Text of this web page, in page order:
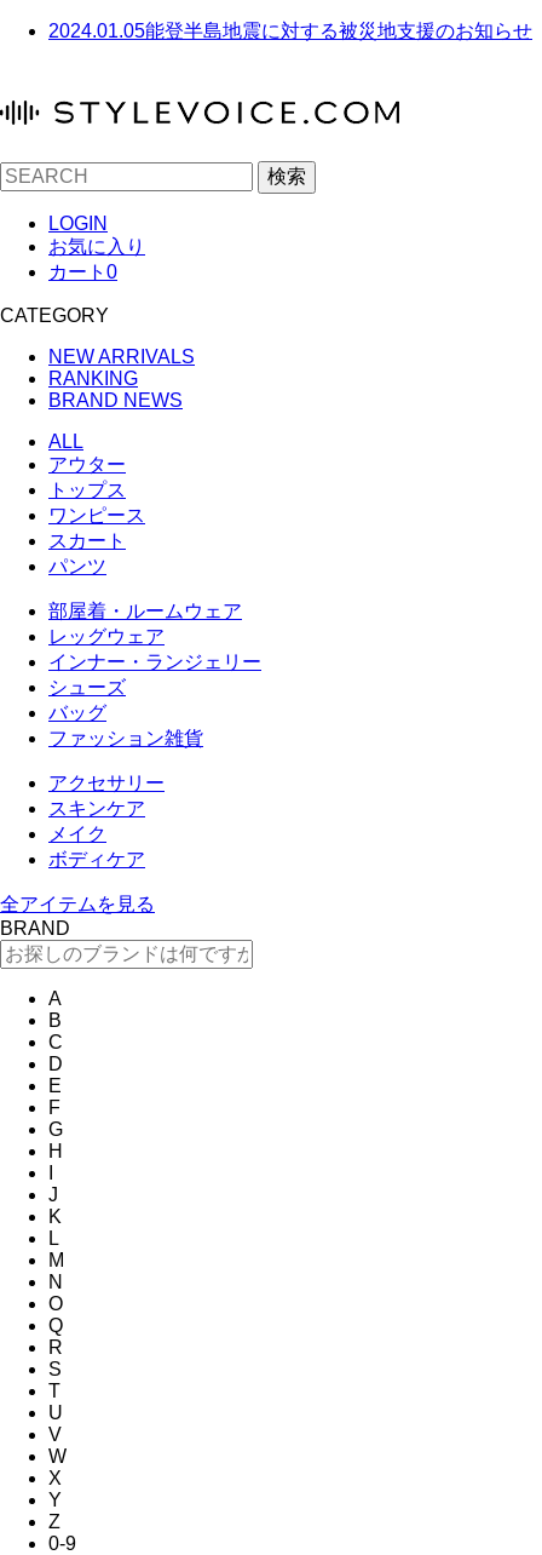
2024.01.05能登半島地震に対する被災地支援のお知らせ
検索
LOGIN
お気に入り
カート 0
CATEGORY
NEW ARRIVALS
RANKING
BRAND NEWS
ALL
アウター
トップス
ワンピース
スカート
パンツ
部屋着・ルームウェア
レッグウェア
インナー・ランジェリー
シューズ
バッグ
ファッション雑貨
アクセサリー
スキンケア
メイク
ボディケア
全アイテムを見る
BRAND
A
B
C
D
E
F
G
H
J
K
L
M
N
O
Q
R
S
T
U
V
W
X
Y
Z
0-9